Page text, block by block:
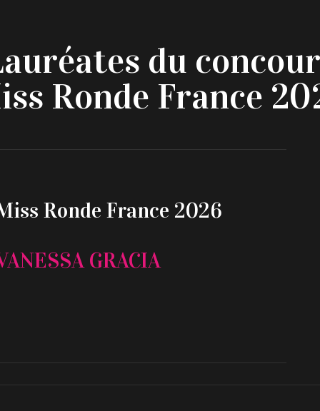
du
Ronde France
Ronde France 2026
GRACIA